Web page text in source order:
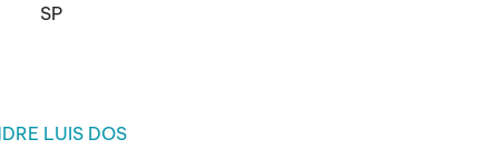
SP
LUIS DOS